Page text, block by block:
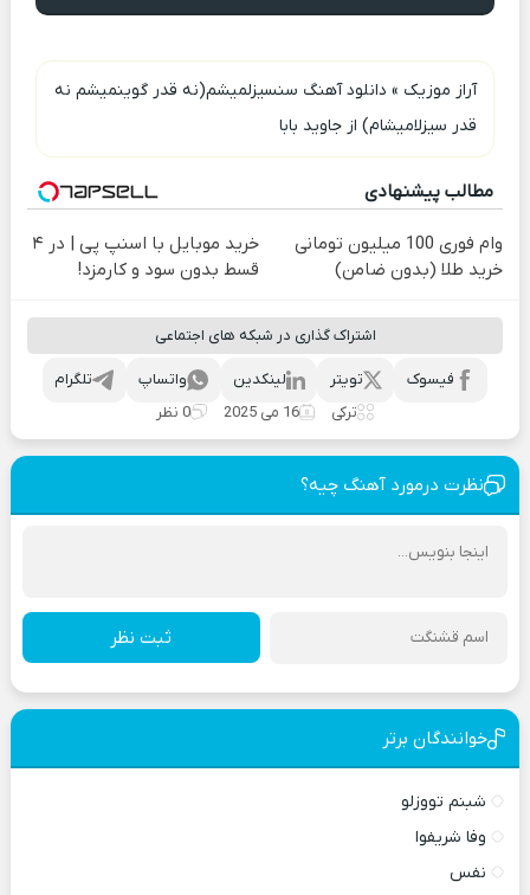
آراز موزیک » دانلود آهنگ سنسیزلمیشم(نه قدر گوینمیشم نه
قدر سیزلامیشام) از جاوید بابا
مطالب پیشنهادی
وام فوری 100 میلیون تومانی
خرید طلا (بدون ضامن)
خرید موبایل با اسنپ پی | در ۴
قسط بدون سود و کارمزد!
اشتراک گذاری در شبکه های اجتماعی
تلگرام واتساپ لینکدین تویتر
فیسوک
ترکی
16 می 2025 0 نظر
نظرت درمورد آهنگ چیه؟
ثبت نظر
خوانندگان برتر
شبنم تووزلو
وفا شریفوا
نفس